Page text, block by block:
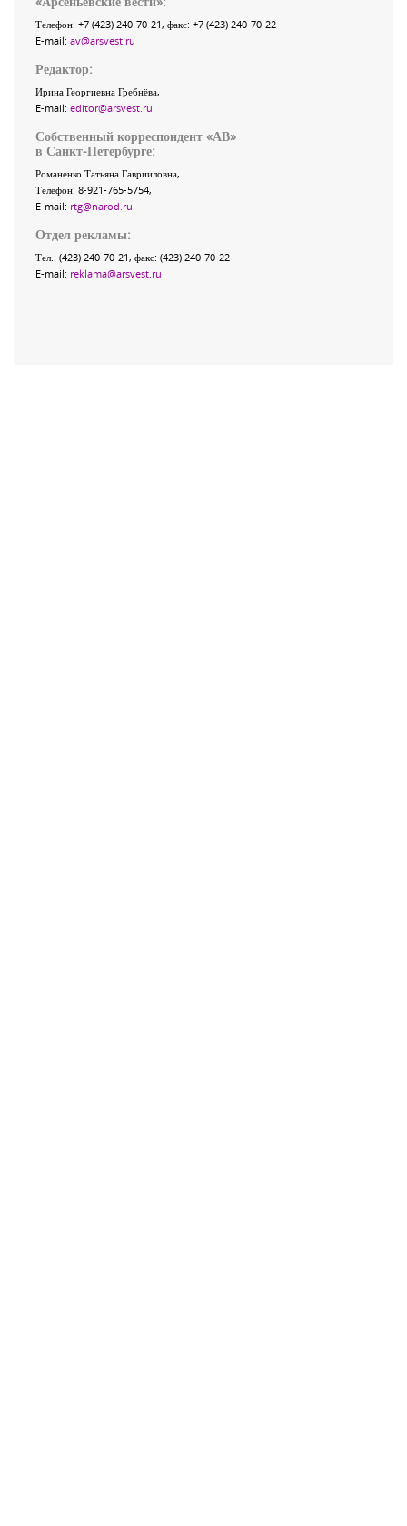
Телефон: +7 (423) 240-70-21, факс: +7 (423) 240-70-22
E-mail: av@arsvest.ru
Редактор:
Ирина Георгиевна Гребнёва,
E-mail: editor@arsvest.ru
Собственный корреспондент «АВ»
в Санкт-Петербурге:
Романенко Татьяна Гаврииловна,
Телефон: 8-921-765-5754,
E-mail: rtg@narod.ru
Отдел рекламы:
Тел.: (423) 240-70-21, факс: (423) 240-70-22
E-mail: reklama@arsvest.ru